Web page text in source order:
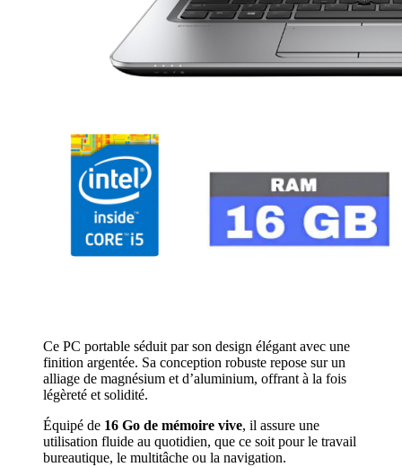
Ce PC portable séduit par son design élégant avec une
finition argentée. Sa conception robuste repose sur un
alliage de magnésium et d’aluminium, offrant à la fois
légèreté et solidité.
Équipé de 16 Go de mémoire vive, il assure une
utilisation fluide au quotidien, que ce soit pour le travail
bureautique, le multitâche ou la navigation.